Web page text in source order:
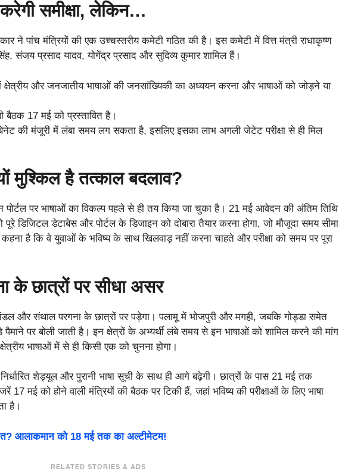
समीक्षा, लेकिन…
ने पांच मंत्रियों की एक उच्चस्तरीय कमेटी गठित की है। इस कमेटी में वित्त मंत्री राधाकृष्ण
संजय प्रसाद यादव, योगेंद्र प्रसाद और सुदिव्य कुमार शामिल हैं।
क्षेत्रीय और जनजातीय भाषाओं की जनसांख्यिकी का अध्ययन करना और भाषाओं को जोड़ने या
बैठक 17 मई को प्रस्तावित है।
की मंजूरी में लंबा समय लग सकता है, इसलिए इसका लाभ अगली जेटेट परीक्षा से ही मिल
मुश्किल है तत्काल बदलाव?
पर भाषाओं का विकल्प पहले से ही तय किया जा चुका है। 21 मई आवेदन की अंतिम तिथि
डिजिटल डेटाबेस और पोर्टल के डिजाइन को दोबारा तैयार करना होगा, जो मौजूदा समय सीमा
है कि वे युवाओं के भविष्य के साथ खिलवाड़ नहीं करना चाहते और परीक्षा को समय पर पूरा
के छात्रों पर सीधा असर
और संथाल परगना के छात्रों पर पड़ेगा। पलामू में भोजपुरी और मगही, जबकि गोड्डा समेत
पर बोली जाती है। इन क्षेत्रों के अभ्यर्थी लंबे समय से इन भाषाओं को शामिल करने की मांग
भाषाओं में से ही किसी एक को चुनना होगा।
शेड्यूल और पुरानी भाषा सूची के साथ ही आगे बढ़ेगी। छात्रों के पास 21 मई तक
मई को होने वाली मंत्रियों की बैठक पर टिकी हैं, जहां भविष्य की परीक्षाओं के लिए भाषा
है।
आलाकमान को 18 मई तक का अल्टीमेटम!
RELATED STORIES & ADS